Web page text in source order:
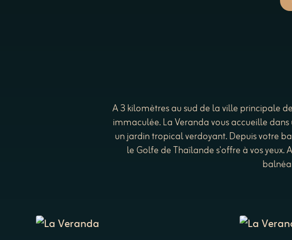
A 3 kilomètres au sud de la ville principale
immaculée. La Veranda vous accueille
un jardin tropical verdoyant. Depuis votre
le Golfe de Thaïlande s'offre à vos yeux.